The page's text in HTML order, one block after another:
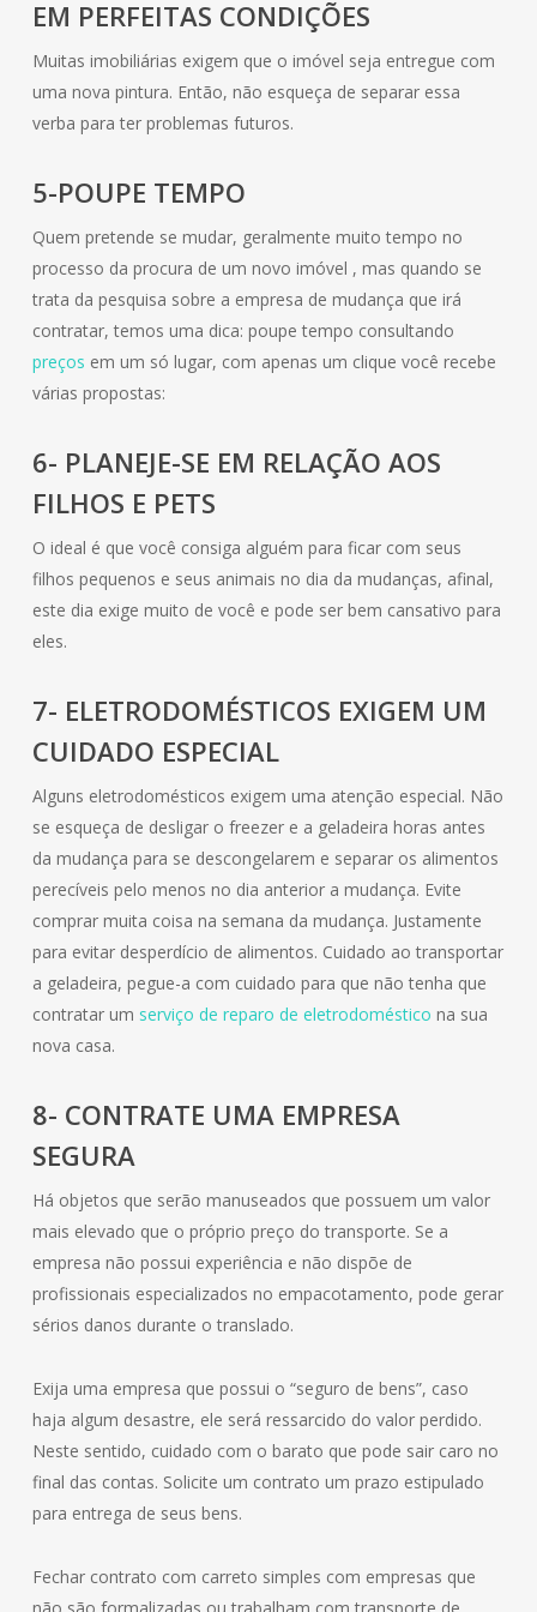
EM PERFEITAS CONDIÇÕES
Muitas imobiliárias exigem que o imóvel seja entregue com
uma nova pintura. Então, não esqueça de separar essa
verba para ter problemas futuros.
5-POUPE TEMPO
Quem pretende se mudar, geralmente muito tempo no
processo da procura de um novo imóvel , mas quando se
trata da pesquisa sobre a empresa de mudança que irá
contratar, temos uma dica: poupe tempo consultando
preços em um só lugar, com apenas um clique você recebe
várias propostas:
6- PLANEJE-SE EM RELAÇÃO AOS
FILHOS E PETS
O ideal é que você consiga alguém para ficar com seus
filhos pequenos e seus animais no dia da mudanças, afinal,
este dia exige muito de você e pode ser bem cansativo para
eles.
7- ELETRODOMÉSTICOS EXIGEM UM
CUIDADO ESPECIAL
Alguns eletrodomésticos exigem uma atenção especial. Não
se esqueça de desligar o freezer e a geladeira horas antes
da mudança para se descongelarem e separar os alimentos
perecíveis pelo menos no dia anterior a mudança. Evite
comprar muita coisa na semana da mudança. Justamente
para evitar desperdício de alimentos. Cuidado ao transportar
a geladeira, pegue-a com cuidado para que não tenha que
contratar um serviço de reparo de eletrodoméstico na sua
nova casa.
8- CONTRATE UMA EMPRESA
SEGURA
Há objetos que serão manuseados que possuem um valor
mais elevado que o próprio preço do transporte. Se a
empresa não possui experiência e não dispõe de
profissionais especializados no empacotamento, pode gerar
sérios danos durante o translado.
Exija uma empresa que possui o “seguro de bens”, caso
haja algum desastre, ele será ressarcido do valor perdido.
Neste sentido, cuidado com o barato que pode sair caro no
final das contas. Solicite um contrato um prazo estipulado
para entrega de seus bens.
Fechar contrato com carreto simples com empresas que